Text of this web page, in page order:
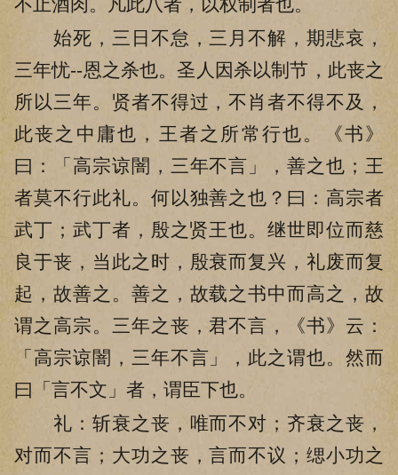
始死，三日不怠，三月不解，期悲哀，
三年忧--恩之杀也。圣人因杀以制节，此丧之
所以三年。贤者不得过，不肖者不得不及，
此丧之中庸也，王者之所常行也。《书》
曰：「高宗谅闇，三年不言」，善之也；王
者莫不行此礼。何以独善之也？曰：高宗者
武丁；武丁者，殷之贤王也。继世即位而慈
良于丧，当此之时，殷衰而复兴，礼废而复
起，故善之。善之，故载之书中而高之，故
谓之高宗。三年之丧，君不言，《书》云：
「高宗谅闇，三年不言」，此之谓也。然而
曰「言不文」者，谓臣下也。
礼：斩衰之丧，唯而不对；齐衰之丧，
对而不言；大功之丧，言而不议；缌小功之